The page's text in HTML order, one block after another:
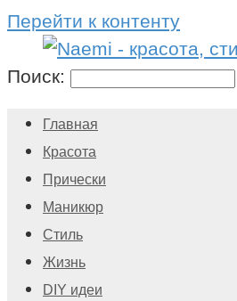
Перейти к контенту
Поиск:
Главная
Красота
Прически
Маникюр
Стиль
Жизнь
DIY идеи